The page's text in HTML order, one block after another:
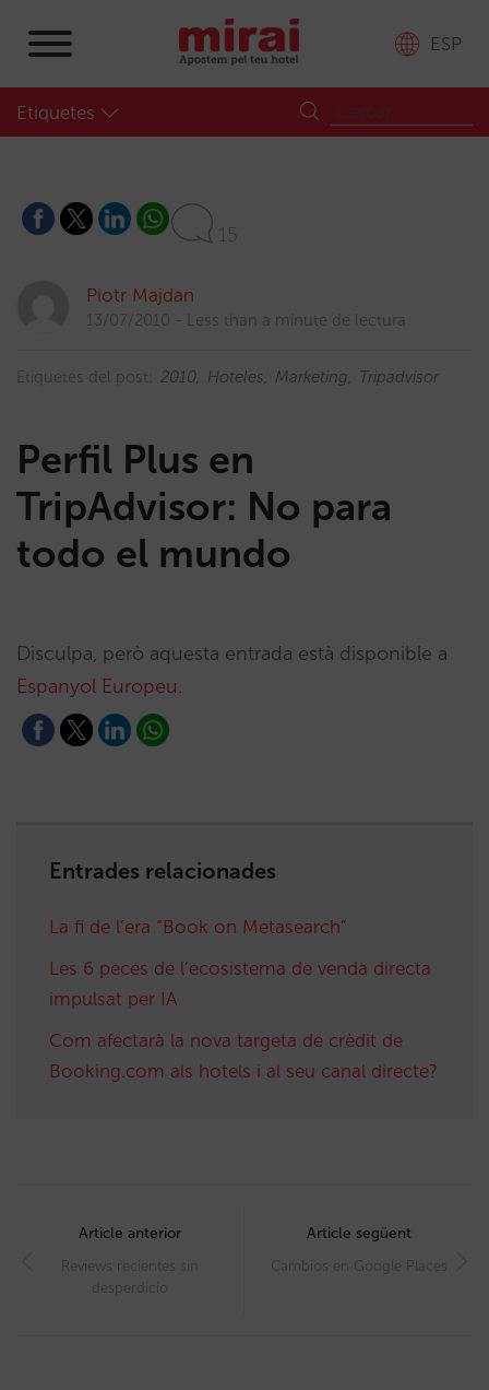
ESP
Etiquetes
15
Piotr Majdan
13/07/2010 Less than a minute de lectura
Etiquetes del post: 2010 Hoteles Marketing Tripadvisor
Perfil Plus en
TripAdvisor: No para
todo el mundo
Disculpa, però aquesta entrada està disponible a
Espanyol Europeu.
Entrades relacionades
La fi de l’era “Book on Metasearch”
Les 6 peces de l’ecosistema de venda directa
impulsat per IA
Com afectarà la nova targeta de crèdit de
Booking.com als hotels i al seu canal directe?
navigation
Article anterior
Reviews recientes sin
desperdicio
Article següent
Cambios en Google Places